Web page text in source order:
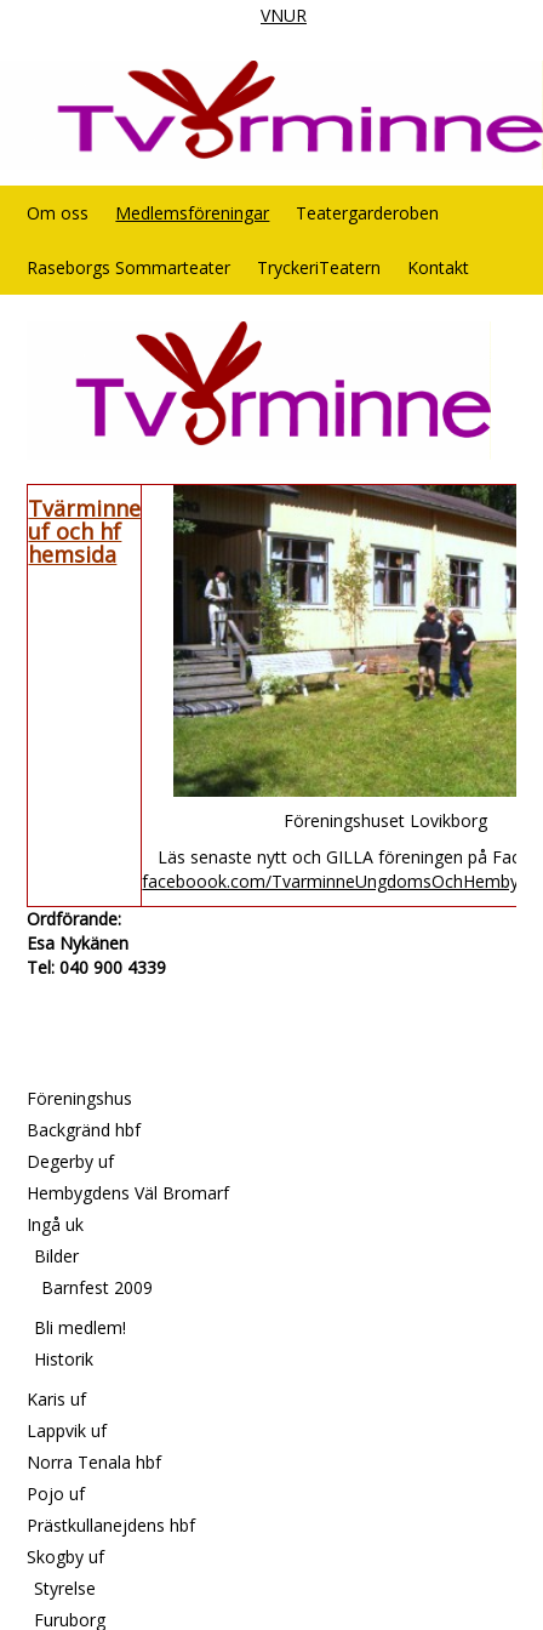
VNUR
Om oss Medlemsföreningar Teatergarderoben
Raseborgs Sommarteater TryckeriTeatern Kontakt
Tvärminne
uf och hf
hemsida
Föreningshuset Lovikborg
Läs senaste nytt och GILLA föreningen på
faceboook.com/
Ordförande:
Esa Nykänen
Tel: 040 900 4339
Föreningshus
Backgränd hbf
Degerby uf
Hembygdens Väl Bromarf
Ingå uk
Bilder
Barnfest 2009
Bli medlem!
Historik
Karis uf
Lappvik uf
Norra Tenala hbf
Pojo uf
Prästkullanejdens hbf
Skogby uf
Styrelse
Furuborg